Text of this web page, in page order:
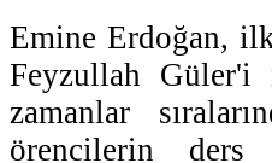
Emine Erdoğan,
Feyzullah Güler'i
zamanlar
örencilerin ders